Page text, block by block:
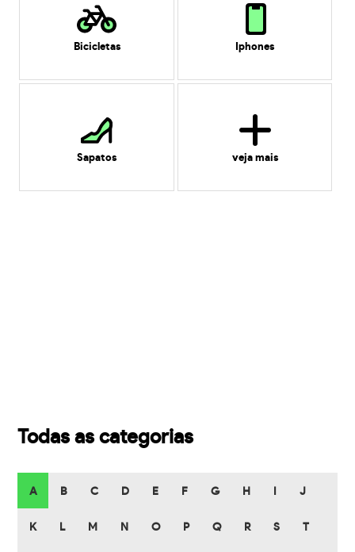
Bicicletas Iphones
Sapatos veja mais
Todas as categorias
A B C D E F G H J
K L M N O P Q R S T